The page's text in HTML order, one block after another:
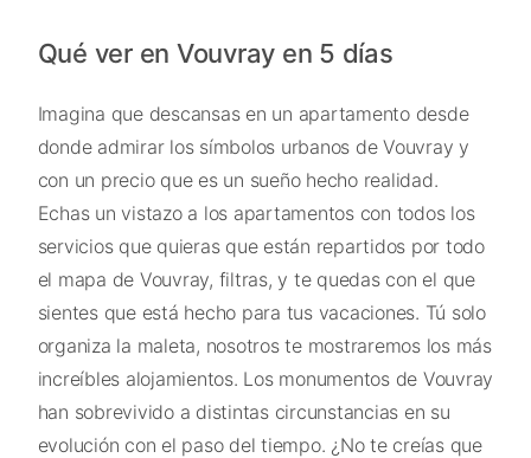
Qué ver en Vouvray en 5 días
Imagina que descansas en un apartamento desde
donde admirar los símbolos urbanos de Vouvray y
con un precio que es un sueño hecho realidad.
Echas un vistazo a los apartamentos con todos los
servicios que quieras que están repartidos por todo
el mapa de Vouvray, filtras, y te quedas con el que
sientes que está hecho para tus vacaciones. Tú solo
organiza la maleta, nosotros te mostraremos los más
increíbles alojamientos. Los monumentos de Vouvray
han sobrevivido a distintas circunstancias en su
evolución con el paso del tiempo. ¿No te creías que